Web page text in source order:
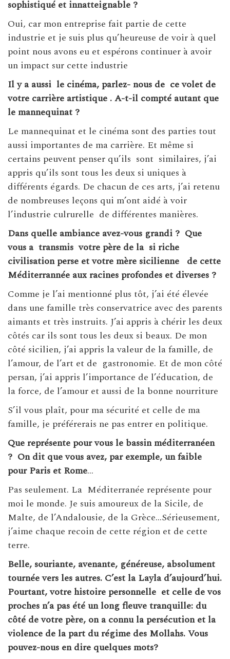
sophistiqué et innatteignable ?
Oui, car mon entreprise fait partie de cette
industrie et je suis plus qu’heureuse de voir à quel
point nous avons eu et espérons continuer à avoir
un impact sur cette industrie
Il y a aussi le cinéma, parlez- nous de ce volet de
votre carrière artistique . A-t-il compté autant que
le mannequinat ?
Le mannequinat et le cinéma sont des parties tout
aussi importantes de ma carrière. Et même si
certains peuvent penser qu’ils sont similaires, j’ai
appris qu’ils sont tous les deux si uniques à
différents égards. De chacun de ces arts, j’ai retenu
de nombreuses leçons qui m’ont aidé à voir
l’industrie culrurelle de différentes manières.
Dans quelle ambiance avez-vous grandi ? Que
vous a transmis votre père de la si riche
civilisation perse et votre mère sicilienne de cette
Méditerrannée aux racines profondes et diverses ?
Comme je l’ai mentionné plus tôt, j’ai été élevée
dans une famille très conservatrice avec des parents
aimants et très instruits. J’ai appris à chérir les deux
côtés car ils sont tous les deux si beaux. De mon
côté sicilien, j’ai appris la valeur de la famille, de
l’amour, de l’art et de gastronomie. Et de mon côté
persan, j’ai appris l’importance de l’éducation, de
la force, de l’amour et aussi de la bonne nourriture
S’il vous plaît, pour ma sécurité et celle de ma
famille, je préférerais ne pas entrer en politique.
Que représente pour vous le bassin méditerranéen
? On dit que vous avez, par exemple, un faible
pour Paris et Rome…
Pas seulement. La Méditerranée représente pour
moi le monde. Je suis amoureux de la Sicile, de
Malte, de l’Andalousie, de la Grèce…Sérieusement,
j’aime chaque recoin de cette région et de cette
terre.
Belle, souriante, avenante, généreuse, absolument
tournée vers les autres. C’est la Layla d’aujourd’hui.
Pourtant, votre histoire personnelle et celle de vos
proches n’a pas été un long fleuve tranquille: du
côté de votre père, on a connu la persécution et la
violence de la part du régime des Mollahs. Vous
pouvez-nous en dire quelques mots?